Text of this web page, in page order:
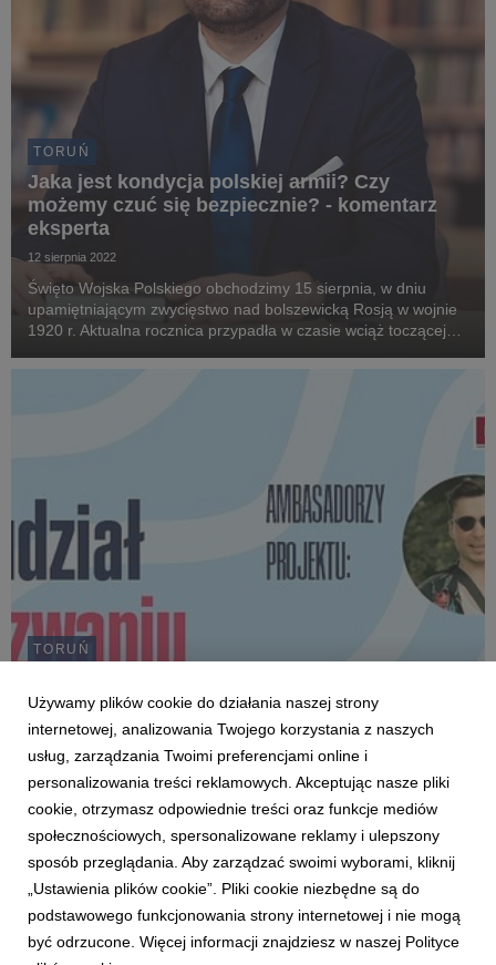
TORUŃ
Jaka jest kondycja polskiej armii? Czy
możemy czuć się bezpiecznie? - komentarz
eksperta
12 sierpnia 2022
Święto Wojska Polskiego obchodzimy 15 sierpnia, w dniu
upamiętniającym zwycięstwo nad bolszewicką Rosją w wojnie
1920 r. Aktualna rocznica przypadła w czasie wciąż toczącej
Federacji Rosyjskiej, agresorowi nadal nie...
TORUŃ
Startując w turnieju esportowym!
18 lipca 2022
Tego lata dla wszystkich fanów turniejów komputerowych, a
szczególnie gry League of Legends, pojawiła się szansa na
udział w świetniej zabawie i wygranie super nagród.
1 2 3 4 5 6 7
Używamy plików cookie do działania naszej strony
internetowej, analizowania Twojego korzystania z naszych
usług, zarządzania Twoimi preferencjami online i
personalizowania treści reklamowych. Akceptując nasze pliki
cookie, otrzymasz odpowiednie treści oraz funkcje mediów
społecznościowych, spersonalizowane reklamy i ulepszony
sposób przeglądania. Aby zarządzać swoimi wyborami, kliknij
„Ustawienia plików cookie”. Pliki cookie niezbędne są do
podstawowego funkcjonowania strony internetowej i nie mogą
być odrzucone. Więcej informacji znajdziesz w naszej Polityce